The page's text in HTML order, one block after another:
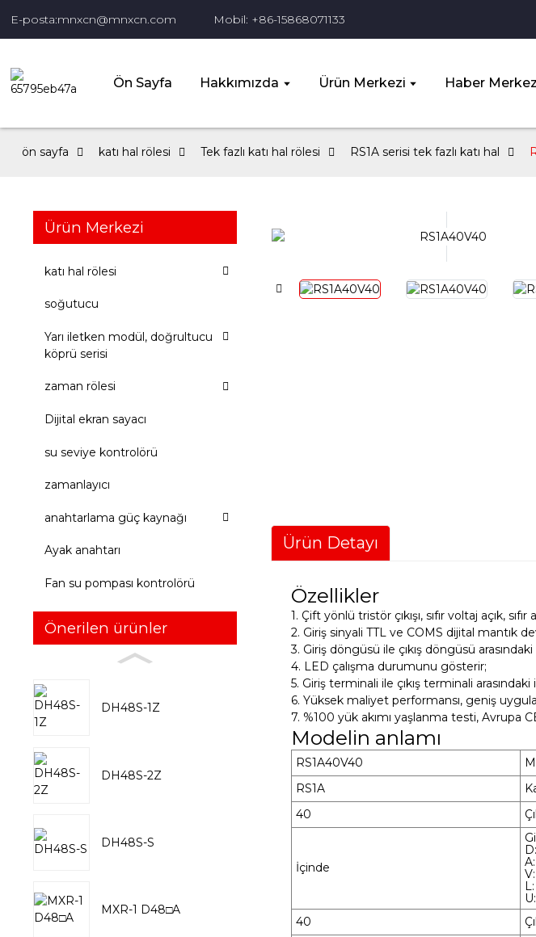
E-posta:mnxcn@mnxcn.com Mobil: +86-15868071133
Ön Sayfa Hakkımızda Ürün Merkezi Haber
ön sayfa katı hal rölesi Tek fazlı katı hal rölesi RS1A serisi tek fazlı katı hal
Ürün Merkezi
katı hal rölesi
soğutucu
Yarı iletken modül, doğrultucu
köprü serisi
zaman rölesi
Dijital ekran sayacı
su seviye kontrolörü
zamanlayıcı
anahtarlama güç kaynağı
Ayak anahtarı
Fan su pompası kontrolörü
Önerilen ürünler
DH48S-1Z
DH48S-2Z
DH48S-S
MXR-1 D48□A
Ürün Detayı
Özellikler
1. Çift yönlü tristör çıkışı, sıfır voltaj açık, sıfır
2. Giriş sinyali TTL ve COMS dijital mantık
3. Giriş döngüsü ile çıkış döngüsü
4. LED çalışma durumunu gösterir;
5. Giriş terminali ile çıkış terminali
6. Yüksek maliyet performansı, geniş
7. %100 yük akımı yaşlanma testi, Avrupa
Modelin anlamı
RS1A40V40
RS1A
40
İçinde
40